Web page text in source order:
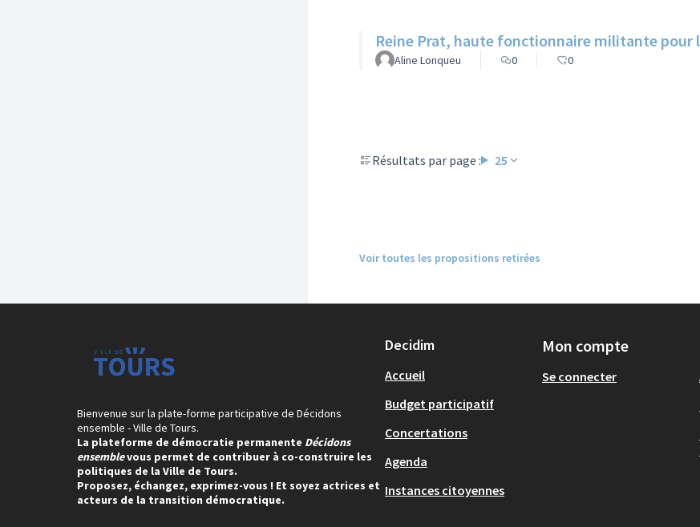
Reine Prat, haute fonctionnaire militante
Aline Lonqueu 0 0
Résultats par page : 25
Voir toutes les propositions retirées
Bienvenue sur la plate-forme participative de Décidons
ensemble - Ville de Tours.
La plateforme de démocratie permanente Décidons
ensemblevous permet de contribuer à co-construire les
politiques de la Ville de Tours.
Proposez, échangez, exprimez-vous ! Et soyez actrices et
acteurs de la transition démocratique.
Decidim
Accueil
Budget participatif
Concertations
Agenda
Instances citoyennes
Mon compte
Se connecter